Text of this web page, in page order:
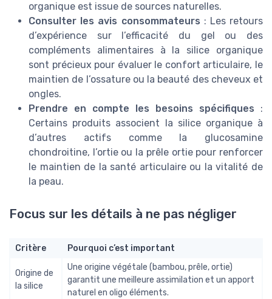
organique est issue de sources naturelles.
Consulter les avis consommateurs : Les retours
d’expérience sur l’efficacité du gel ou des
compléments alimentaires à la silice organique
sont précieux pour évaluer le confort articulaire, le
maintien de l’ossature ou la beauté des cheveux et
ongles.
Prendre en compte les besoins spécifiques :
Certains produits associent la silice organique à
d’autres actifs comme la glucosamine
chondroitine, l’ortie ou la prêle ortie pour renforcer
le maintien de la santé articulaire ou la vitalité de
la peau.
Focus sur les détails à ne pas négliger
Critère Pourquoi c’est important
Origine de
la silice
Une origine végétale (bambou, prêle, ortie)
garantit une meilleure assimilation et un apport
naturel en oligo éléments.